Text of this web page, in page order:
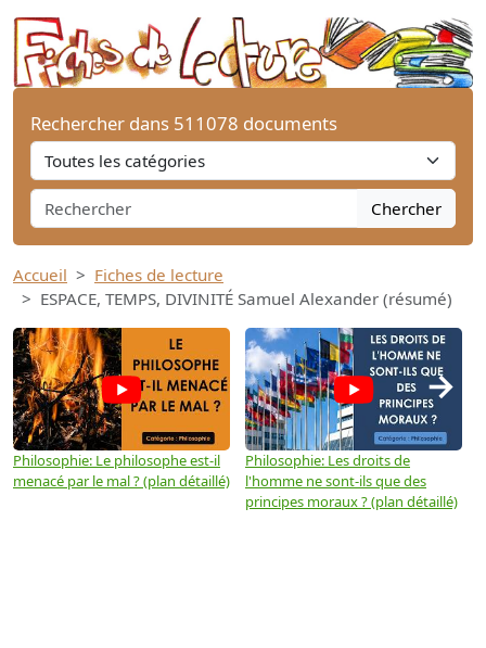
Rechercher dans 511078 documents
Chercher
Accueil
Fiches de lecture
ESPACE, TEMPS, DIVINITÉ Samuel Alexander (résumé)
Philosophie: Le philosophe est-il
menacé par le mal ? (plan détaillé)
Philosophie: Les droits de
l'homme ne sont-ils que des
principes moraux ? (plan détaillé)
→